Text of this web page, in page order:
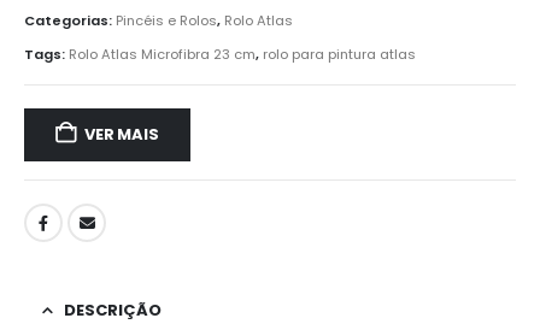
Categorias: Pincéis e Rolos, Rolo Atlas
Tags: Rolo Atlas Microfibra 23 cm, rolo para pintura atlas
VER MAIS
DESCRIÇÃO